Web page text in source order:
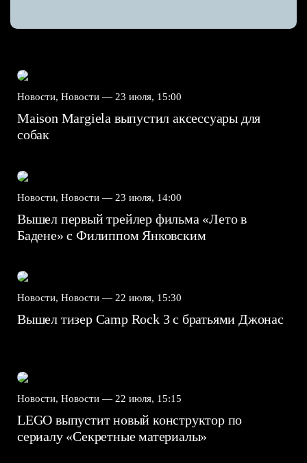
Новости, Новости — 23 июля, 15:00
Maison Margiela выпустил аксессуары для
собак
Новости, Новости — 23 июля, 14:00
Вышел первый трейлер фильма «Лето в
Бадене» с Филиппом Янковским
Новости, Новости — 22 июля, 15:30
Вышел тизер Camp Rock 3 с братьями Джонас
Новости, Новости — 22 июля, 15:15
LEGO выпустит новый конструктор по
сериалу «Секретные материалы»